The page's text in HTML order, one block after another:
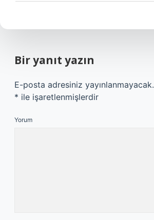
Bir yanıt yazın
E-posta adresiniz yayınlanmayacak.
* ile işaretlenmişlerdir
Yorum